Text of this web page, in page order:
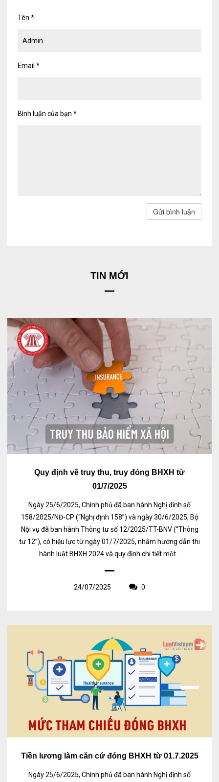
Tên *
Email *
Bình luận của bạn *
Gửi bình luận
TIN MỚI
Quy định về truy thu, truy đóng BHXH từ
01/7/2025
Ngày 25/6/2025, Chính phủ đã ban hành Nghị định số
158/2025/NĐ-CP (“Nghị định 158”) và ngày 30/6/2025, Bộ
Nội vụ đã ban hành Thông tư số 12/2025/TT-BNV (“Thông
tư 12”), có hiệu lực từ ngày 01/7/2025, nhằm hướng dẫn thi
hành luật BHXH 2024 và quy định chi tiết một...
24/07/2025 0
Tiền lương làm căn cứ đóng BHXH từ 01.7.2025
Ngày 25/6/2025, Chính phủ đã ban hành Nghị định số